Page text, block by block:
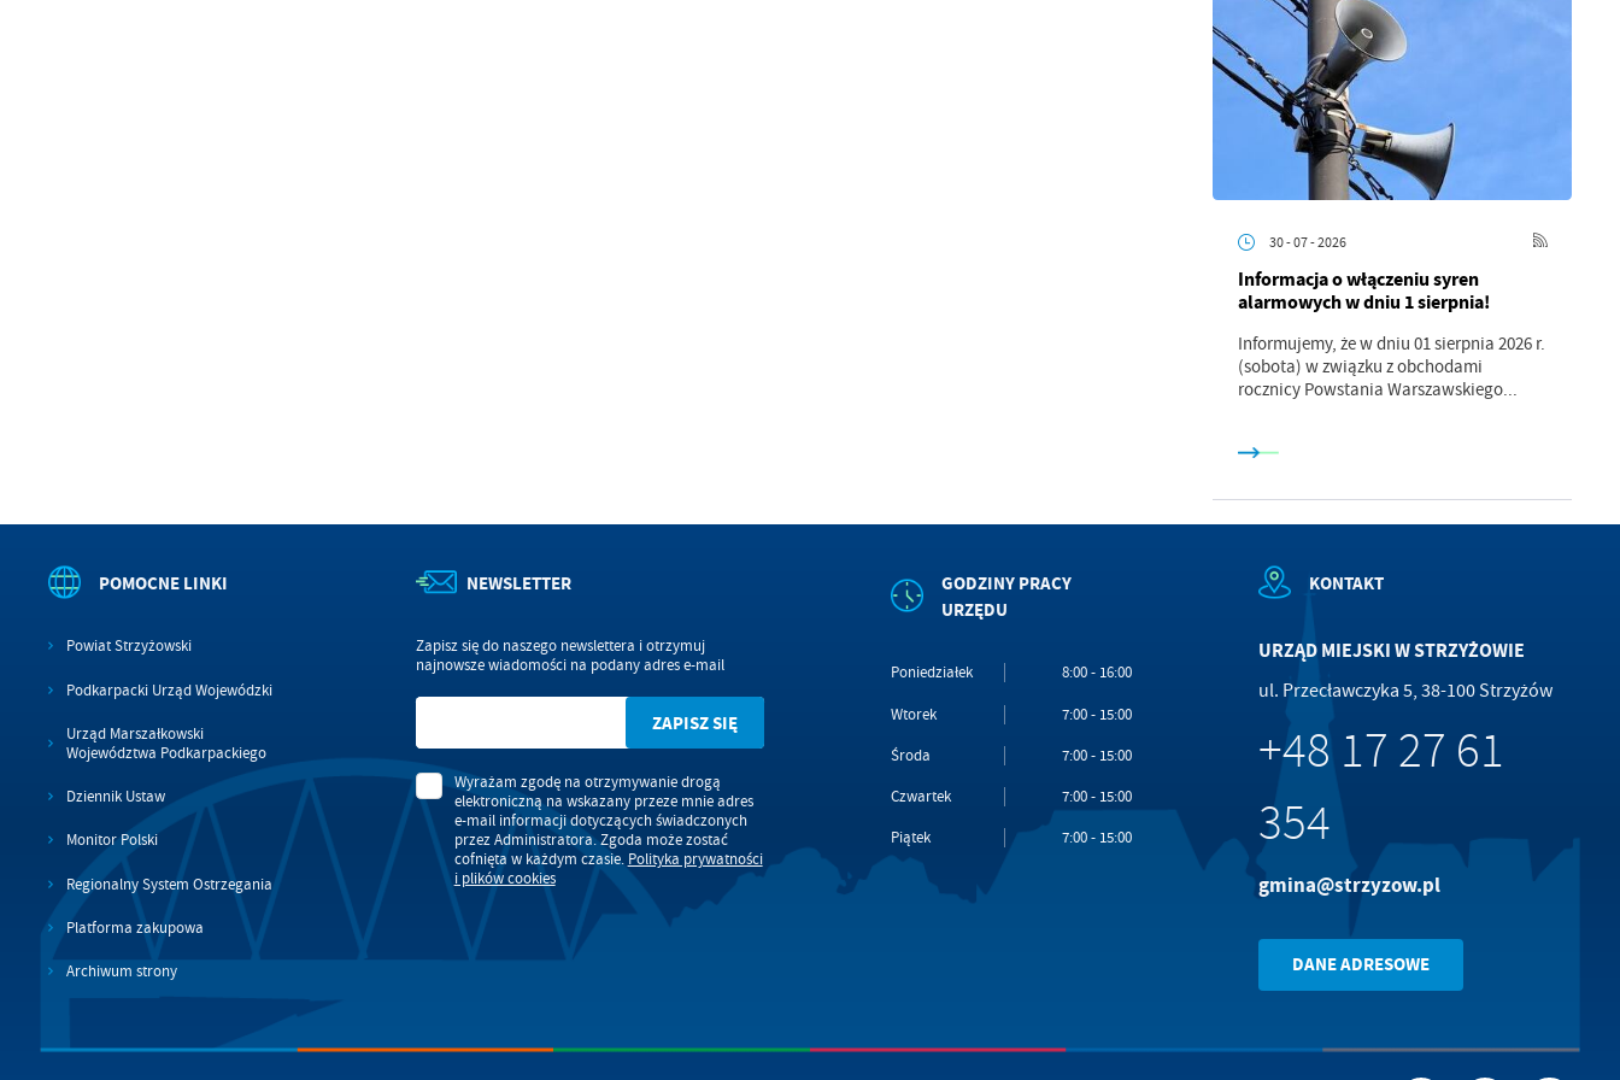
30 - 07 - 2026
Informacja o włączeniu syren
alarmowych w dniu 1 sierpnia!
Informujemy, że w dniu 01 sierpnia 2026 r.
(sobota) w związku z obchodami
rocznicy Powstania Warszawskiego...
POMOCNE LINKI
Powiat Strzyżowski
Podkarpacki Urząd Wojewódzki
Urząd Marszałkowski
Województwa Podkarpackiego
Dziennik Ustaw
Monitor Polski
Regionalny System Ostrzegania
Platforma zakupowa
Archiwum strony
NEWSLETTER
Zapisz się do naszego newslettera i otrzymuj
najnowsze wiadomości na podany adres e-mail
Wyrażam zgodę na otrzymywanie drogą
elektroniczną na wskazany przeze mnie adres
e-mail informacji dotyczących świadczonych
przez Administratora. Zgoda może zostać
cofnięta w każdym czasie. Polityka prywatności
i plików cookies
GODZINY PRACY
URZĘDU
Poniedziałek 8:00 - 16:00
Wtorek 7:00 - 15:00
Środa 7:00 - 15:00
Czwartek 7:00 - 15:00
Piątek 7:00 - 15:00
KONTAKT
URZĄD MIEJSKI W STRZYŻOWIE
ul. Przecławczyka 5, 38-100 Strzyżów
+48 17 27 61
354
gmina@strzyzow.pl
DANE ADRESOWE